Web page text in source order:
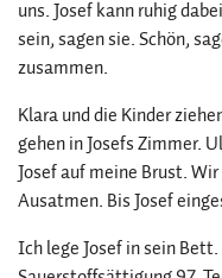
uns. Josef kann ruhig
sein, sagen sie. Schön,
zusammen.
Klara und die Kinder
gehen in Josefs Zimmer.
Josef auf meine Brust.
Ausatmen. Bis Josef
Ich lege Josef in sein